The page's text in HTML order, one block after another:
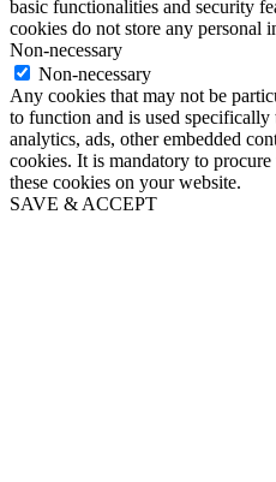
basic functionalities and security
cookies do not store any personal
Non-necessary
Non-necessary
Any cookies that may not be
to function and is used specifically
analytics, ads, other embedded
cookies. It is mandatory to
these cookies on your website.
SAVE & ACCEPT